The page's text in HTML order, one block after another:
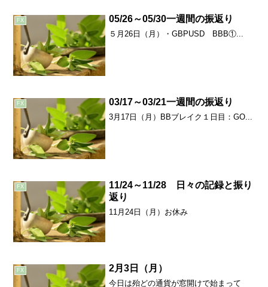
FX 05/26～05/30一週間の振返り
５月26日（月）・GBPUSD BBB①...
FX 03/17～03/21一週間の振返り
3月17日（月）BBブレイク１日目：GO...
FX
11/24～11/28 日々の記録と振り
返り
11月24日（月）お休み
FX 2月3日（月）
今日は殆どの通貨が窓開けで始まって